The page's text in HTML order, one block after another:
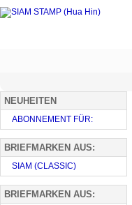
NEUHEITEN
ABONNEMENT FÜR:
BRIEFMARKEN AUS:
SIAM (CLASSIC)
BRIEFMARKEN AUS: